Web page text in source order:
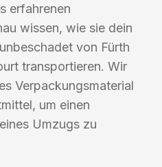
erfahrenen
wissen, wie sie dein
von Fürth
transportieren. Wir
Verpackungsmaterial
um einen
Umzugs zu